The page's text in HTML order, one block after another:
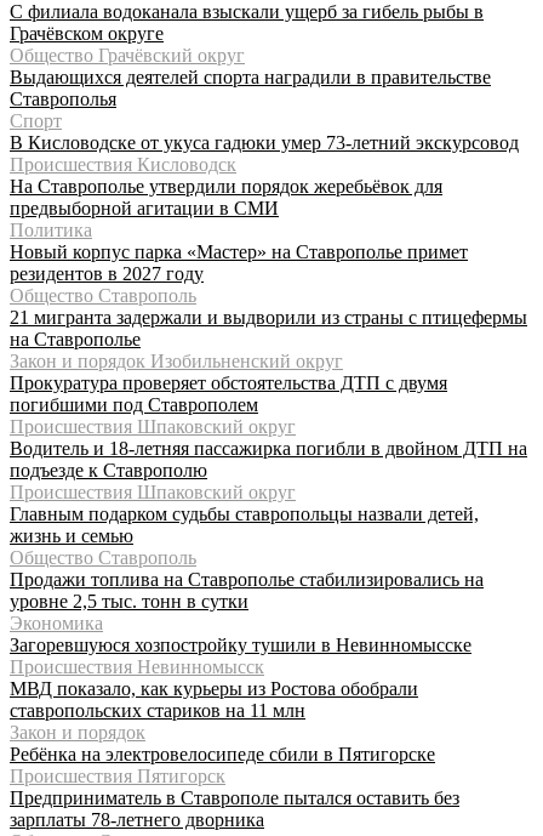
С филиала водоканала взыскали ущерб за гибель рыбы в
Грачёвском округе
Общество Грачёвский округ
Выдающихся деятелей спорта наградили в правительстве
Ставрополья
Спорт
В Кисловодске от укуса гадюки умер 73-летний экскурсовод
Происшествия Кисловодск
На Ставрополье утвердили порядок жеребьёвок для
предвыборной агитации в СМИ
Политика
Новый корпус парка «Мастер» на Ставрополье примет
резидентов в 2027 году
Общество Ставрополь
21 мигранта задержали и выдворили из страны с птицефермы
на Ставрополье
Закон и порядок Изобильненский округ
Прокуратура проверяет обстоятельства ДТП с двумя
погибшими под Ставрополем
Происшествия Шпаковский округ
Водитель и 18-летняя пассажирка погибли в двойном ДТП на
подъезде к Ставрополю
Происшествия Шпаковский округ
Главным подарком судьбы ставропольцы назвали детей,
жизнь и семью
Общество Ставрополь
Продажи топлива на Ставрополье стабилизировались на
уровне 2,5 тыс. тонн в сутки
Экономика
Загоревшуюся хозпостройку тушили в Невинномысске
Происшествия Невинномысск
МВД показало, как курьеры из Ростова обобрали
ставропольских стариков на 11 млн
Закон и порядок
Ребёнка на электровелосипеде сбили в Пятигорске
Происшествия Пятигорск
Предприниматель в Ставрополе пытался оставить без
зарплаты 78-летнего дворника